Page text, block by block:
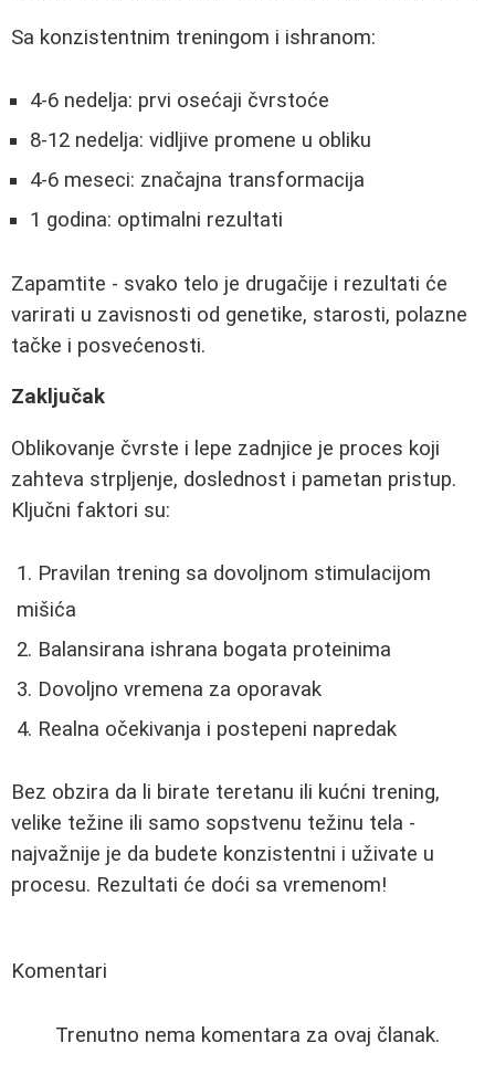
Sa konzistentnim treningom i ishranom:
4-6 nedelja: prvi osećaji čvrstoće
8-12 nedelja: vidljive promene u obliku
4-6 meseci: značajna transformacija
1 godina: optimalni rezultati
Zapamtite - svako telo je drugačije i rezultati će
varirati u zavisnosti od genetike, starosti, polazne
tačke i posvećenosti.
Zaključak
Oblikovanje čvrste i lepe zadnjice je proces koji
zahteva strpljenje, doslednost i pametan pristup.
Ključni faktori su:
Pravilan trening sa dovoljnom stimulacijom
mišića
Balansirana ishrana bogata proteinima
Dovoljno vremena za oporavak
Realna očekivanja i postepeni napredak
Bez obzira da li birate teretanu ili kućni trening,
velike težine ili samo sopstvenu težinu tela -
najvažnije je da budete konzistentni i uživate u
procesu. Rezultati će doći sa vremenom!
Komentari
Trenutno nema komentara za ovaj članak.